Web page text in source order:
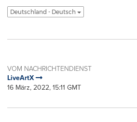
Deutschland - Deutsch
VOM NACHRICHTENDIENST
LiveArtX
16 März, 2022, 15:11 GMT